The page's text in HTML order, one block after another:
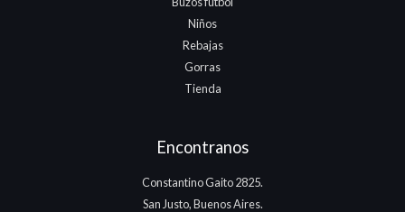
Niños
Rebajas
Gorras
Tienda
Encontranos
Constantino Gaito 2825.
San Justo, Buenos Aires.